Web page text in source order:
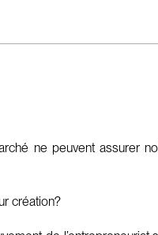
ne peuvent assurer
création?